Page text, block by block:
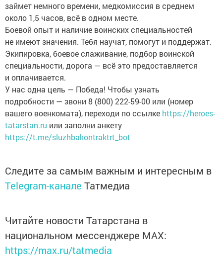
займет немного времени, медкомиссия в среднем
около 1,5 часов, всё в одном месте.
Боевой опыт и наличие воинских специальностей
не имеют значения. Тебя научат, помогут и поддержат.
Экипировка, боевое слаживание, подбор воинской
специальности, дорога — всё это предоставляется
и оплачивается.
У нас одна цель — Победа! Чтобы узнать
подробности — звони 8 (800) 222-59-00 или (номер
вашего военкомата), переходи по ссылке https://heroes-
tatarstan.ru или заполни анкету
https://t.me/sluzhbakontraktrt_bot
Следите за самым важным и интересным в
Telegram-канале Татмедиа
Читайте новости Татарстана в
национальном мессенджере MАХ:
https://max.ru/tatmedia